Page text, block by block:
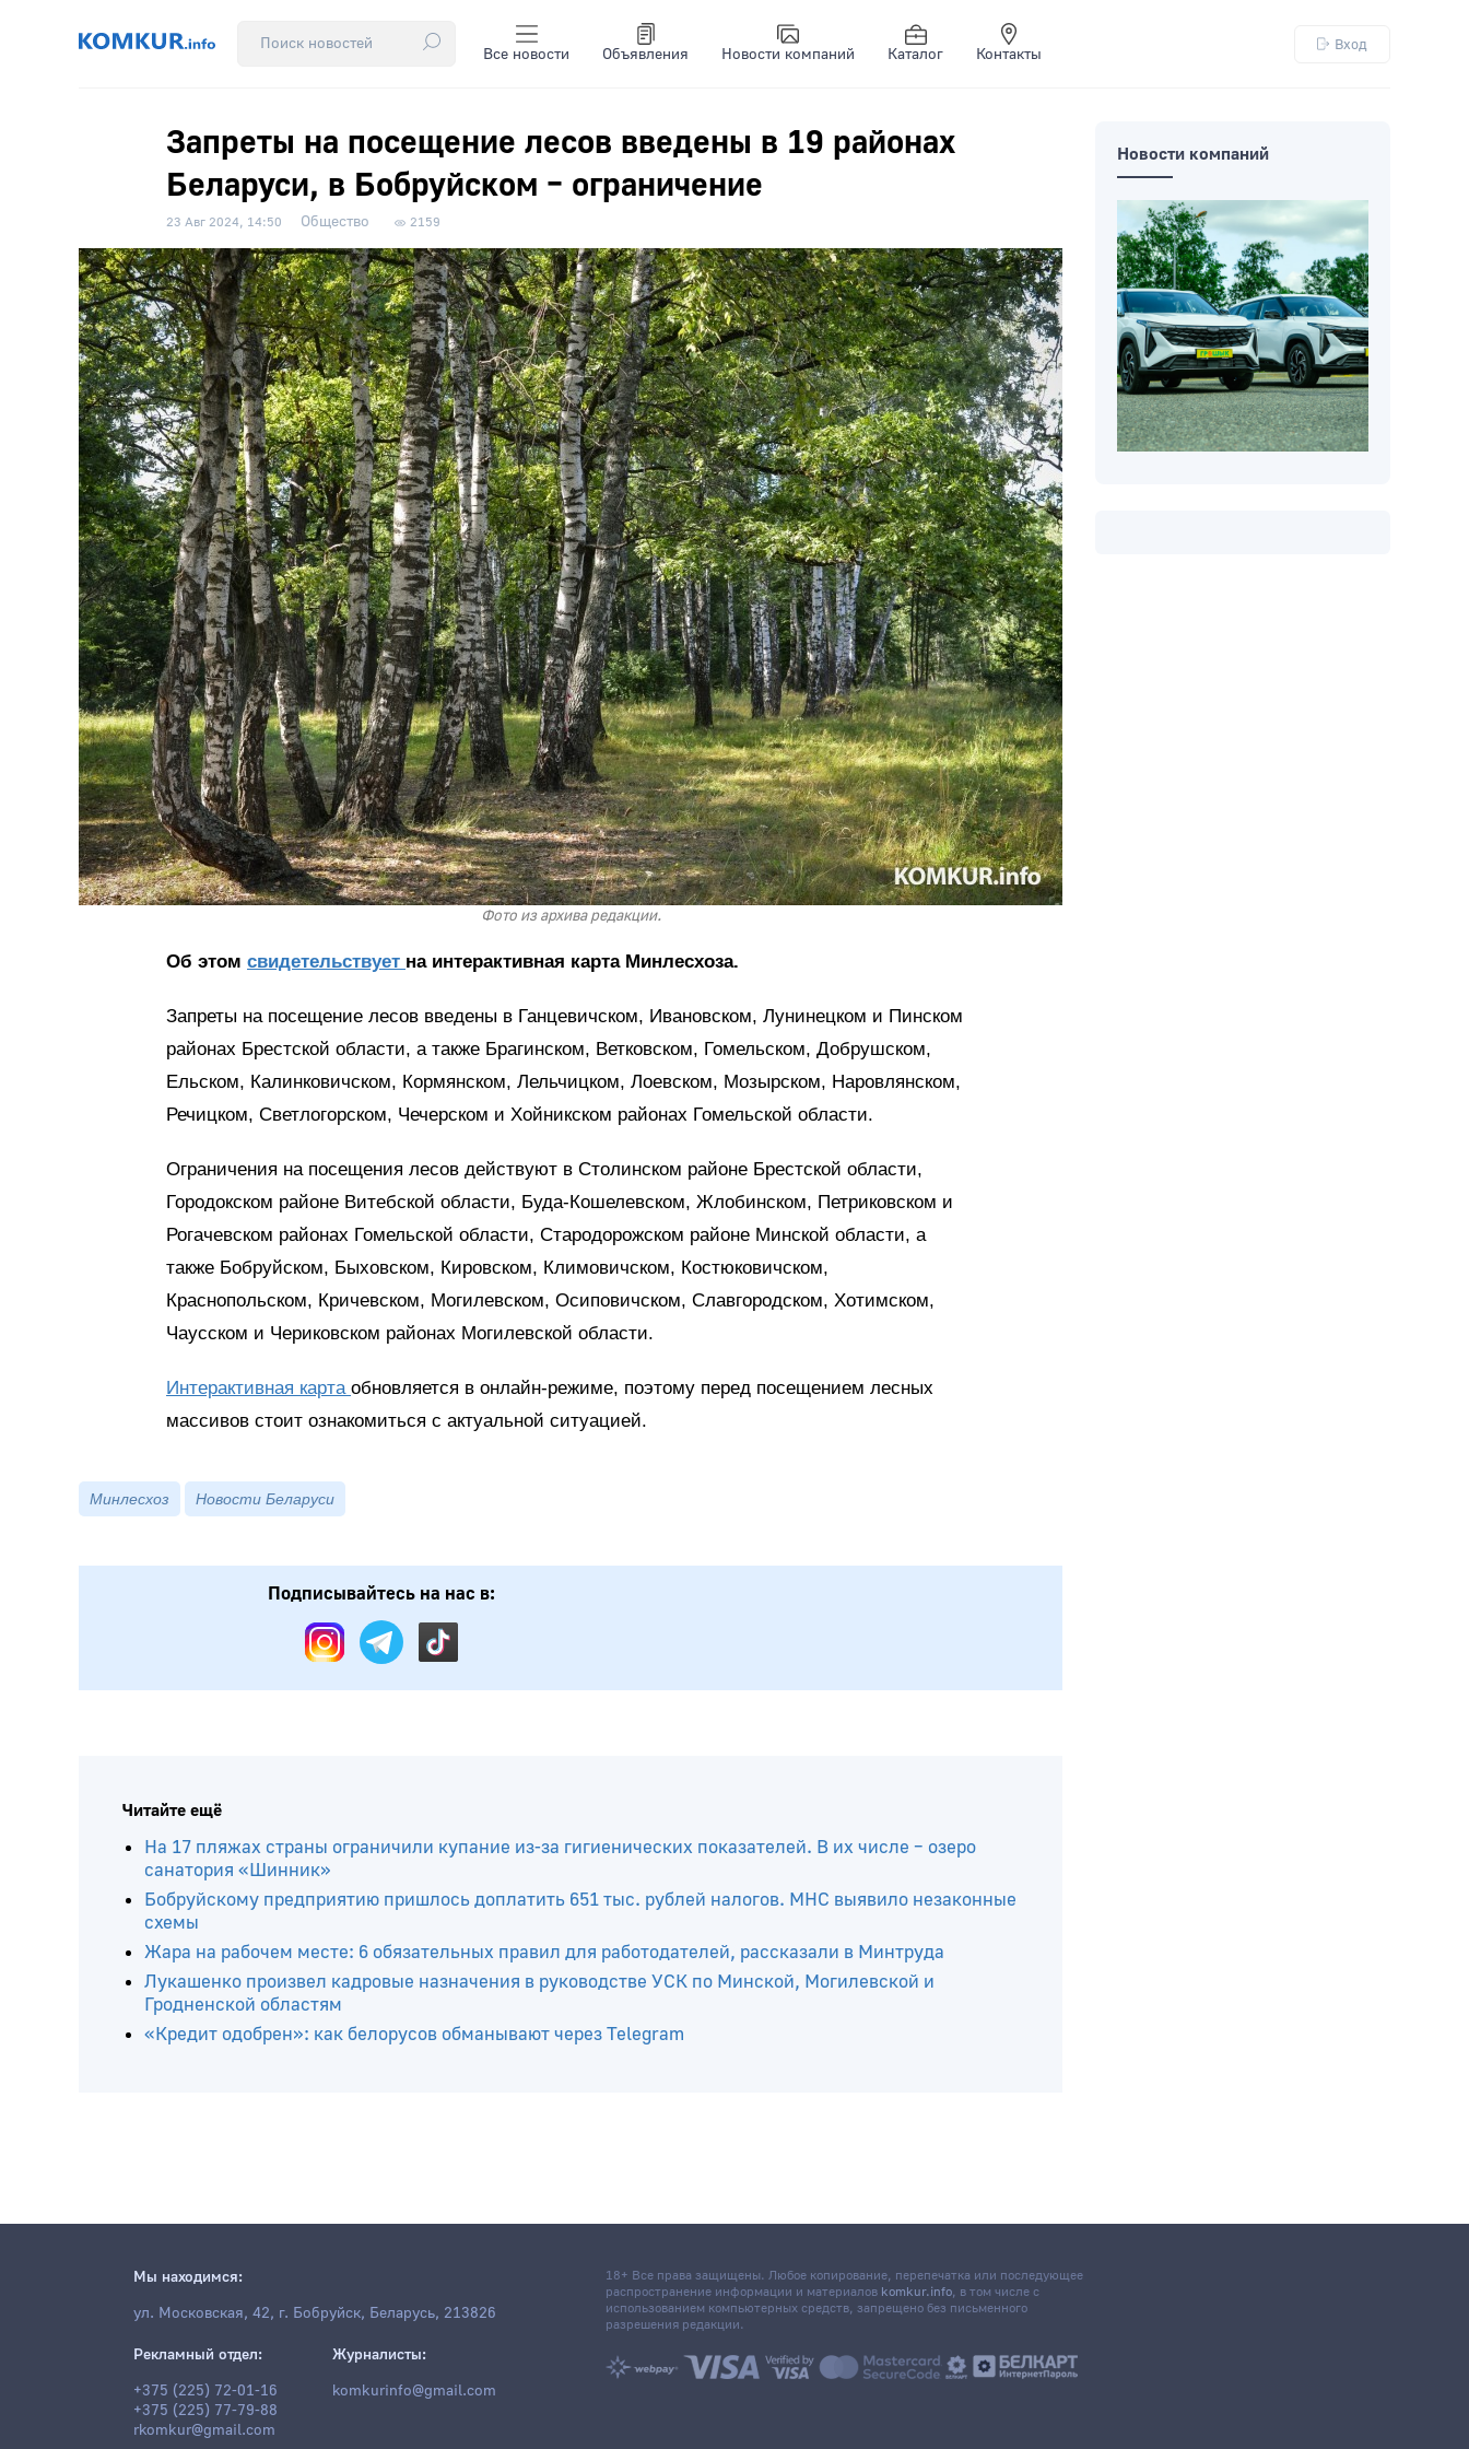
Все новости Объявления Новости компаний Каталог Контакты
Вход
Запреты на посещение лесов введены в 19 районах
Беларуси, в Бобруйском – ограничение
23 Авг 2024, 14:50 Общество 2159
Фото из архива редакции.
Об этом свидетельствует на интерактивная карта Минлесхоза.
Запреты на посещение лесов введены в Ганцевичском, Ивановском, Лунинецком и Пинском
районах Брестской области, а также Брагинском, Ветковском, Гомельском, Добрушском,
Ельском, Калинковичском, Кормянском, Лельчицком, Лоевском, Мозырском, Наровлянском,
Речицком, Светлогорском, Чечерском и Хойникском районах Гомельской области.
Ограничения на посещения лесов действуют в Столинском районе Брестской области,
Городокском районе Витебской области, Буда-Кошелевском, Жлобинском, Петриковском и
Рогачевском районах Гомельской области, Стародорожском районе Минской области, а
также Бобруйском, Быховском, Кировском, Климовичском, Костюковичском,
Краснопольском, Кричевском, Могилевском, Осиповичском, Славгородском, Хотимском,
Чаусском и Чериковском районах Могилевской области.
Интерактивная карта обновляется в онлайн-режиме, поэтому перед посещением лесных
массивов стоит ознакомиться с актуальной ситуацией.
Минлесхоз Новости Беларуси
Подписывайтесь на нас в:
Читайте ещё
На 17 пляжах страны ограничили купание из-за гигиенических показателей. В их числе – озеро
санатория «Шинник»
Бобруйскому предприятию пришлось доплатить 651 тыс. рублей налогов. МНС выявило незаконные
схемы
Жара на рабочем месте: 6 обязательных правил для работодателей, рассказали в Минтруда
Новости компаний
Мы находимся:
ул. Московская, 42, г. Бобруйск, Беларусь, 213826
Рекламный отдел:
18+ Все права защищены. Любое копирование, перепечатка или последующее
распространение информации и материаловkomkur.info, в том числе с